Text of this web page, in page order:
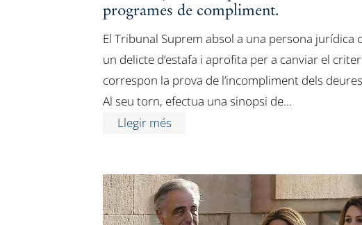
programes de compliment.
El Tribunal Suprem absol a una persona jurídica
un delicte d’estafa i aprofita per a canviar el
correspon la prova de l’incompliment dels
Al seu torn, efectua una sinopsi de…
Llegir més